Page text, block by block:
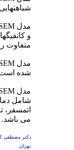
و
متفاوت
شده
شامل
اتمسفر،
می باشد.
دکتر مصطفی
تهران